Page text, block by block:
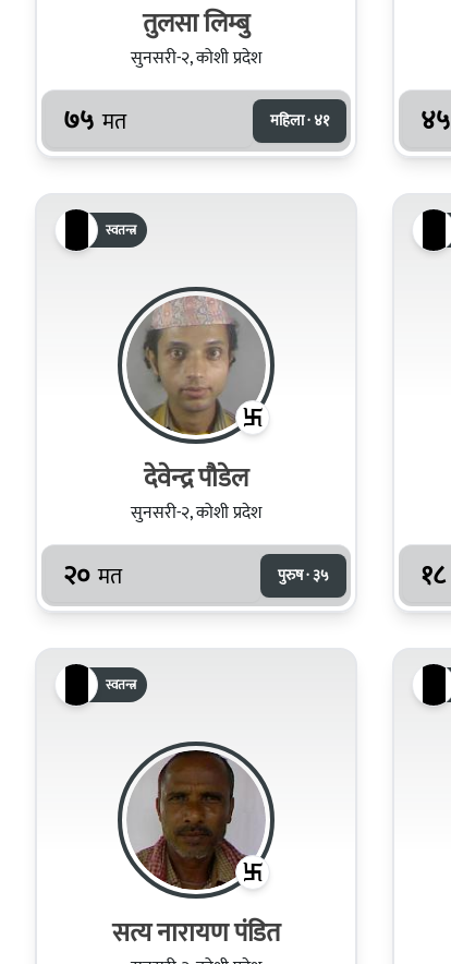
तुलसा लिम्बु
सुनसरी-२, कोशी प्रदेश
७५ मत महिला · ४१ ४५
स्वतन्त्र
देवेन्‍द्र पौडेल
सुनसरी-२, कोशी प्रदेश
२० मत पुरुष · ३५ १८
स्वतन्त्र
सत्य नारायण पंडित